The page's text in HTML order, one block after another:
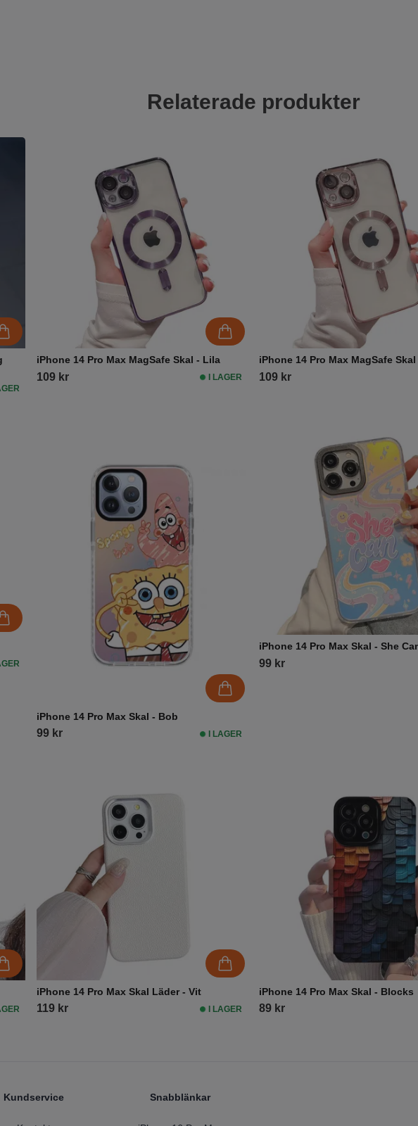
Relaterade produkter
iPhone 14 Pro Max MagSafe Skal - Lila
109 kr I LAGER
iPhone 14 Pro Max MagSafe
109 kr
iPhone 14 Pro Max Skal - Bob
99 kr I LAGER
iPhone 14 Pro Max Skal - She
99 kr
iPhone 14 Pro Max Skal Läder - Vit
119 kr I LAGER
iPhone 14 Pro Max Skal - Blocks
89 kr
Kundservice Snabblänkar